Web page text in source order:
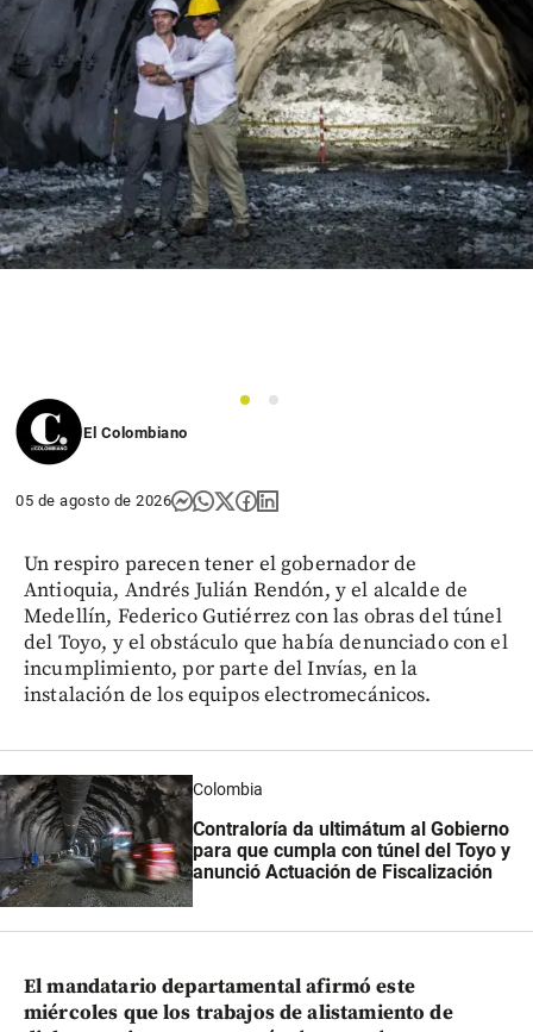
1
2
El Colombiano
05 de agosto de 2026
Un respiro parecen tener el gobernador de
Antioquia, Andrés Julián Rendón, y el alcalde de
Medellín, Federico Gutiérrez con las obras del túnel
del Toyo, y el obstáculo que había denunciado con el
incumplimiento, por parte del Invías, en la
instalación de los equipos electromecánicos.
Colombia
Contraloría da ultimátum al Gobierno
para que cumpla con túnel del Toyo y
anunció Actuación de Fiscalización
El mandatario departamental afirmó este
miércoles que los trabajos de alistamiento de